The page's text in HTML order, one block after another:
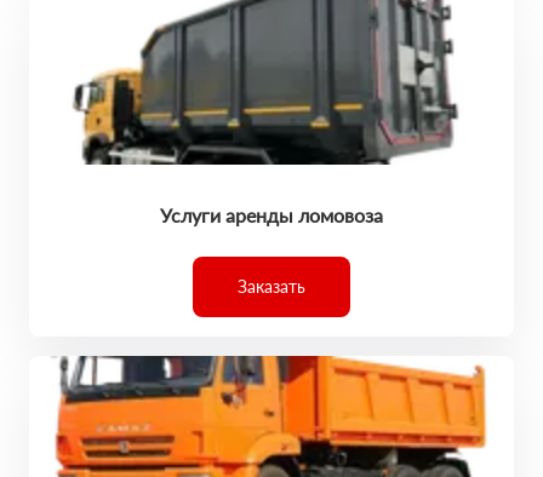
Услуги аренды ломовоза
Заказать